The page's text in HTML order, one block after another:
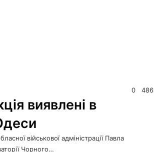
0 486
виявлені в
військової адміністрації Павла
Чорного…